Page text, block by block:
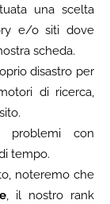
una scelta
e/o siti dove
scheda.
disastro per
di ricerca,
con
tempo.
noteremo che
, il nostro rank